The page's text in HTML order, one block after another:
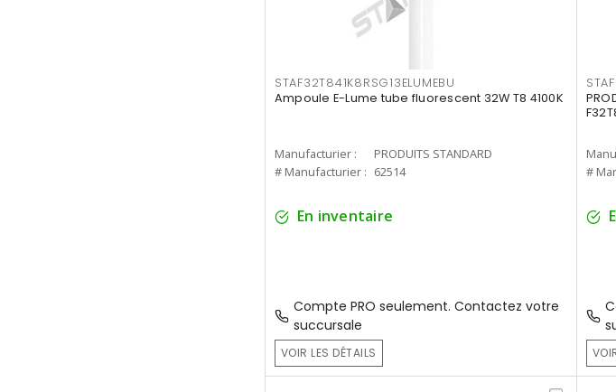
STAF32T841K8RSG13ELUMEBU
Ampoule E-Lume tube fluorescent 32W T8 4100K
Manufacturier :
PRODUITS STANDARD
# Manufacturier : 62514
En inventaire
Compte PRO seulement. Contactez votre
succursale
VOIR LES DÉTAILS
#